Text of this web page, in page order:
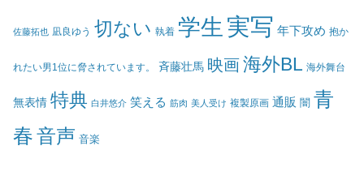
佐藤拓也 凪良ゆう 切ない 執着 学生 実写 年下攻め 抱か
れたい男1位に脅されています。 斉藤壮馬 映画海外BL 海外舞台
無表情 特典 白井悠介 笑える 筋肉 美人受け 複製原画 通販 闇 青
春音声 音楽